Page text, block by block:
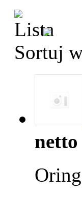
Sortuj
netto